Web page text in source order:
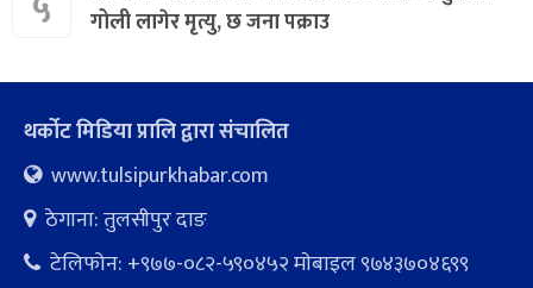
गोली लागेर मृत्यु, छ जना पक्राउ
थर्कोट मिडिया प्रालि द्वारा संचालित
www.tulsipurkhabar.com
ठेगाना: तुलसीपुर दाङ
टेलिफोन: +९७७-०८२-५९०४५२ माेबाइल ९७४३७०४६९९